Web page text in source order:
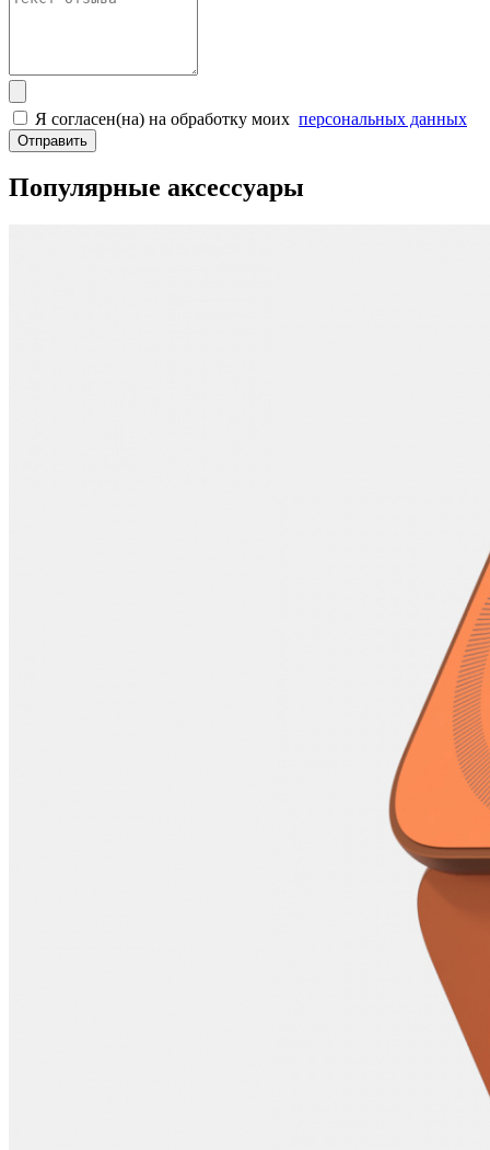
Я согласен(на) на обработку моих персональных данных
Отправить
Популярные аксессуары